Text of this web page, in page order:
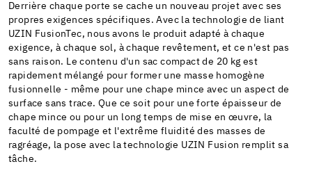
Derrière chaque porte se cache un nouveau projet avec ses
propres exigences spécifiques. Avec la technologie de liant
UZIN FusionTec, nous avons le produit adapté à chaque
exigence, à chaque sol, à chaque revêtement, et ce n'est pas
sans raison. Le contenu d'un sac compact de 20 kg est
rapidement mélangé pour former une masse homogène
fusionnelle - même pour une chape mince avec un aspect de
surface sans trace. Que ce soit pour une forte épaisseur de
chape mince ou pour un long temps de mise en œuvre, la
faculté de pompage et l'extrême fluidité des masses de
ragréage, la pose avec la technologie UZIN Fusion remplit sa
tâche.